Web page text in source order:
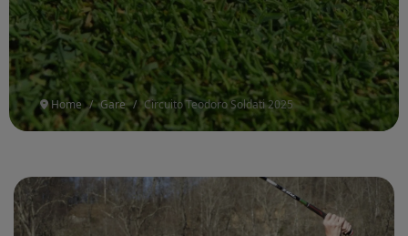
Home Gare Circuito Teodoro Soldati 2025